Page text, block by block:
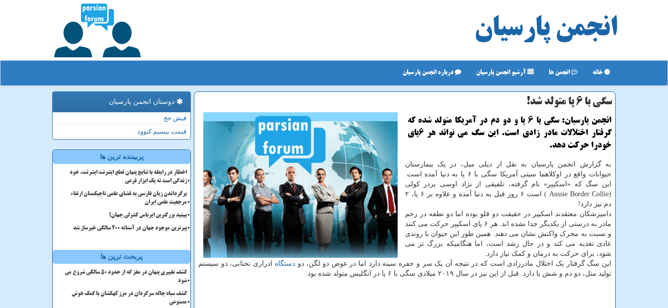
انجمن پارسیان
خانه انجمن ها آرشیو انجمن پارسیان درباره انجمن پارسیان
سگی با ۶ پا متولد شد!
انجمن پارسیان: سگی با 6 پا و دو دم در آمریکا متولد شده که
گرفتار اختلالات مادر زادی است. این سگ می تواند هر 6پای
خودرا حرکت دهد.
به گزارش انجمن پارسیان به نقل از دیلی میل، در یک بیمارستان
حیوانات واقع در اوکلاهما سیتی آمریکا سگی با ۶ پا به دنیا آمده است.
این سگ که «اسکیپر» نام گرفته، تلفیقی از نژاد اوسی بردر کولی
(Aussie Border Collie ) است ۶ روز قبل به دنیا آمده و علاوه بر ۶ پا، ۲
دم نیز دارد!
دامپزشکان معتقدند اسکیپر در حقیقت دو قلو بوده اما دو نطفه در رحم
مادر به درستی از یکدیگر جدا نشده اند. هر ۶ پای اسکیپر حرکت می کنند
و نسبت به محرک واکنش نشان می دهند. همین طور این حیوان با روندی
عادی تغذیه می کند و در حال رشد است، اما هنگامیکه بزرگ تر می
شود، برای حرکت به درمان و کمک نیاز دارد.
این سگ گرفتار یک اختلال مادرزادی است که در نتیجه آن یک سر و حفره سینه دارد اما در عوض دو لگن، دودستگاه ادراری تحتانی، دو سیستم
تولید مثل، دو دم و شش پا دارد. قبل از این نیز در سال ۲۰۱۹ میلادی سگی با ۶ پا در انگلیس متولد شده بود.
دوستان انجمن پارسیان
فیش حج
قیمت بیسیم کنوود
پربیننده ترین ها
اخطار در رابطه با نتایج پنهان قطع اینترنت اینترنت، خود
زندگی است نه یک ابزار فرعی
برگرداندن زبان فارسی به فضای علمی تاجیکستان ارتقاء
مرجعیت علمی ایران
ببینید بزرگترین ایرباس کنترلی جهان!
پیرترین موجود جهان در آستانه ۲۰۰ سالگی خبرساز شد
پربحث ترین ها
کشف تغییری پنهان در مغز که از حدود 50 سالگی شروع می
شود
کشف سیاه چاله سرگردان در مرز کهکشان با کمک هوش
مصنوعی